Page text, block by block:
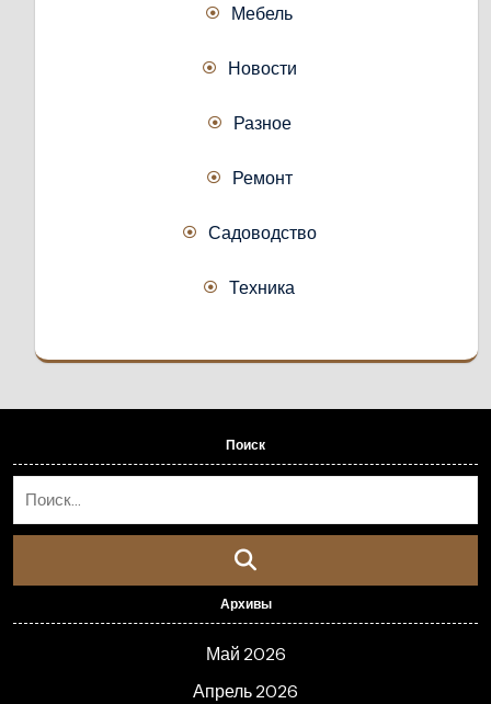
Мебель
Новости
Разное
Ремонт
Садоводство
Техника
Поиск
Архивы
Май 2026
Апрель 2026